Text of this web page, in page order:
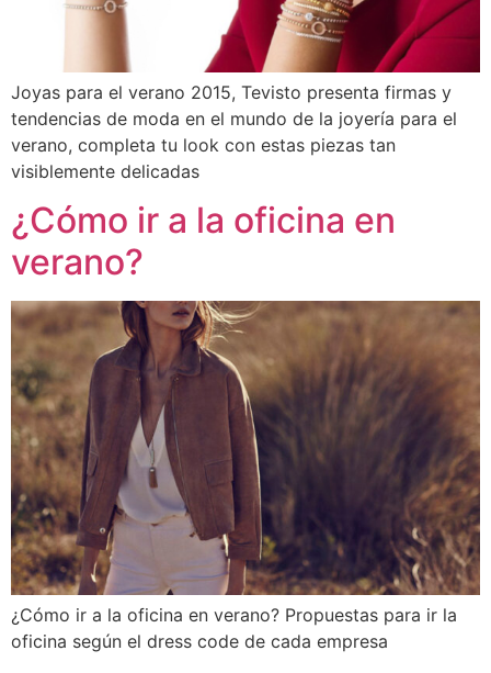
Joyas para el verano 2015, Tevisto presenta firmas y
tendencias de moda en el mundo de la joyería para el
verano, completa tu look con estas piezas tan
visiblemente delicadas
¿Cómo ir a la oficina en
verano?
¿Cómo ir a la oficina en verano? Propuestas para ir la
oficina según el dress code de cada empresa